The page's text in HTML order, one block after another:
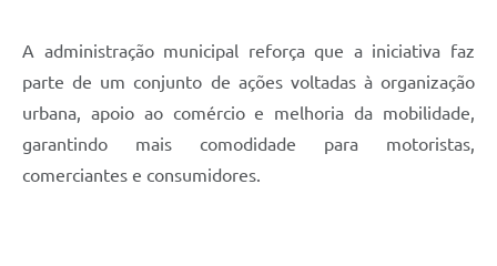
A administração municipal reforça que a iniciativa faz
parte de um conjunto de ações voltadas à organização
urbana, apoio ao comércio e melhoria da mobilidade,
garantindo mais comodidade para motoristas,
comerciantes e consumidores.